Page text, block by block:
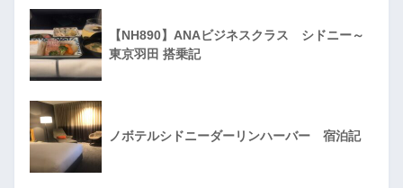
【NH890】ANAビジネスクラス シドニー～
東京羽田 搭乗記
ノボテルシドニーダーリンハーバー 宿泊記